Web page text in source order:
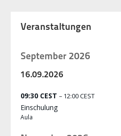
Veranstaltungen
September 2026
16.09.2026
09:30 CEST– 12:00 CEST
Einschulung
Aula